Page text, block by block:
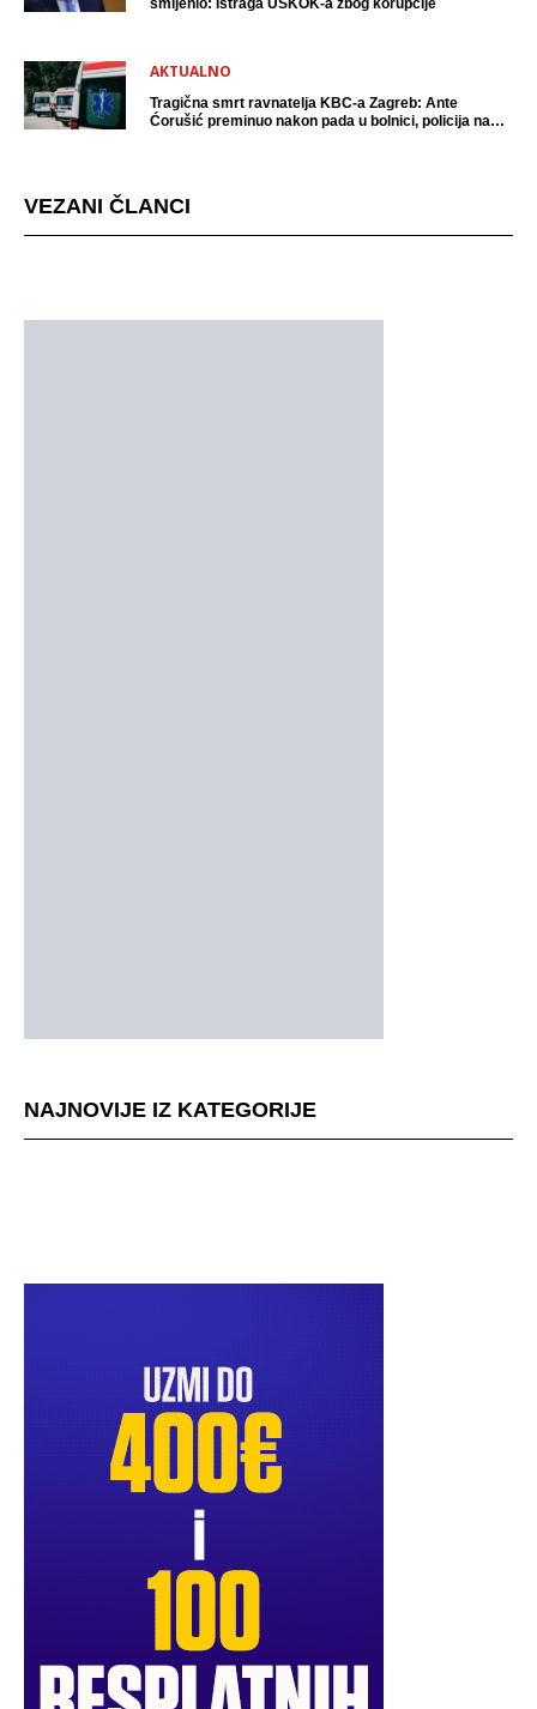
smijenio: Istraga USKOK-a zbog korupcije
AKTUALNO
Tragična smrt ravnatelja KBC-a Zagreb: Ante
Ćorušić preminuo nakon pada u bolnici, policija na
VEZANI ČLANCI
NAJNOVIJE IZ KATEGORIJE